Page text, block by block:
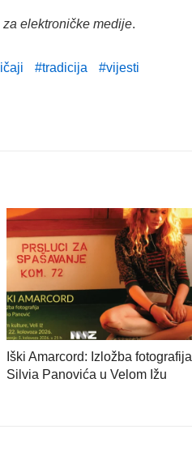
elektroničke medije.
tradicija
vijesti
Iški Amarcord: Izložba fotografija
Silvia Panovića u Velom Ižu